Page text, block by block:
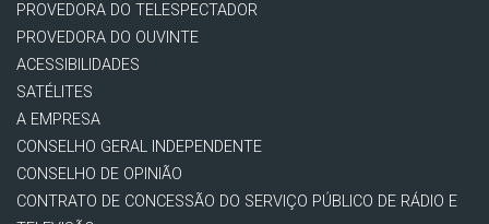
PROVEDORA DO TELESPECTADOR
PROVEDORA DO OUVINTE
ACESSIBILIDADES
SATÉLITES
A EMPRESA
CONSELHO GERAL INDEPENDENTE
CONSELHO DE OPINIÃO
CONTRATO DE CONCESSÃO DO SERVIÇO PÚBLICO DE RÁDIO E